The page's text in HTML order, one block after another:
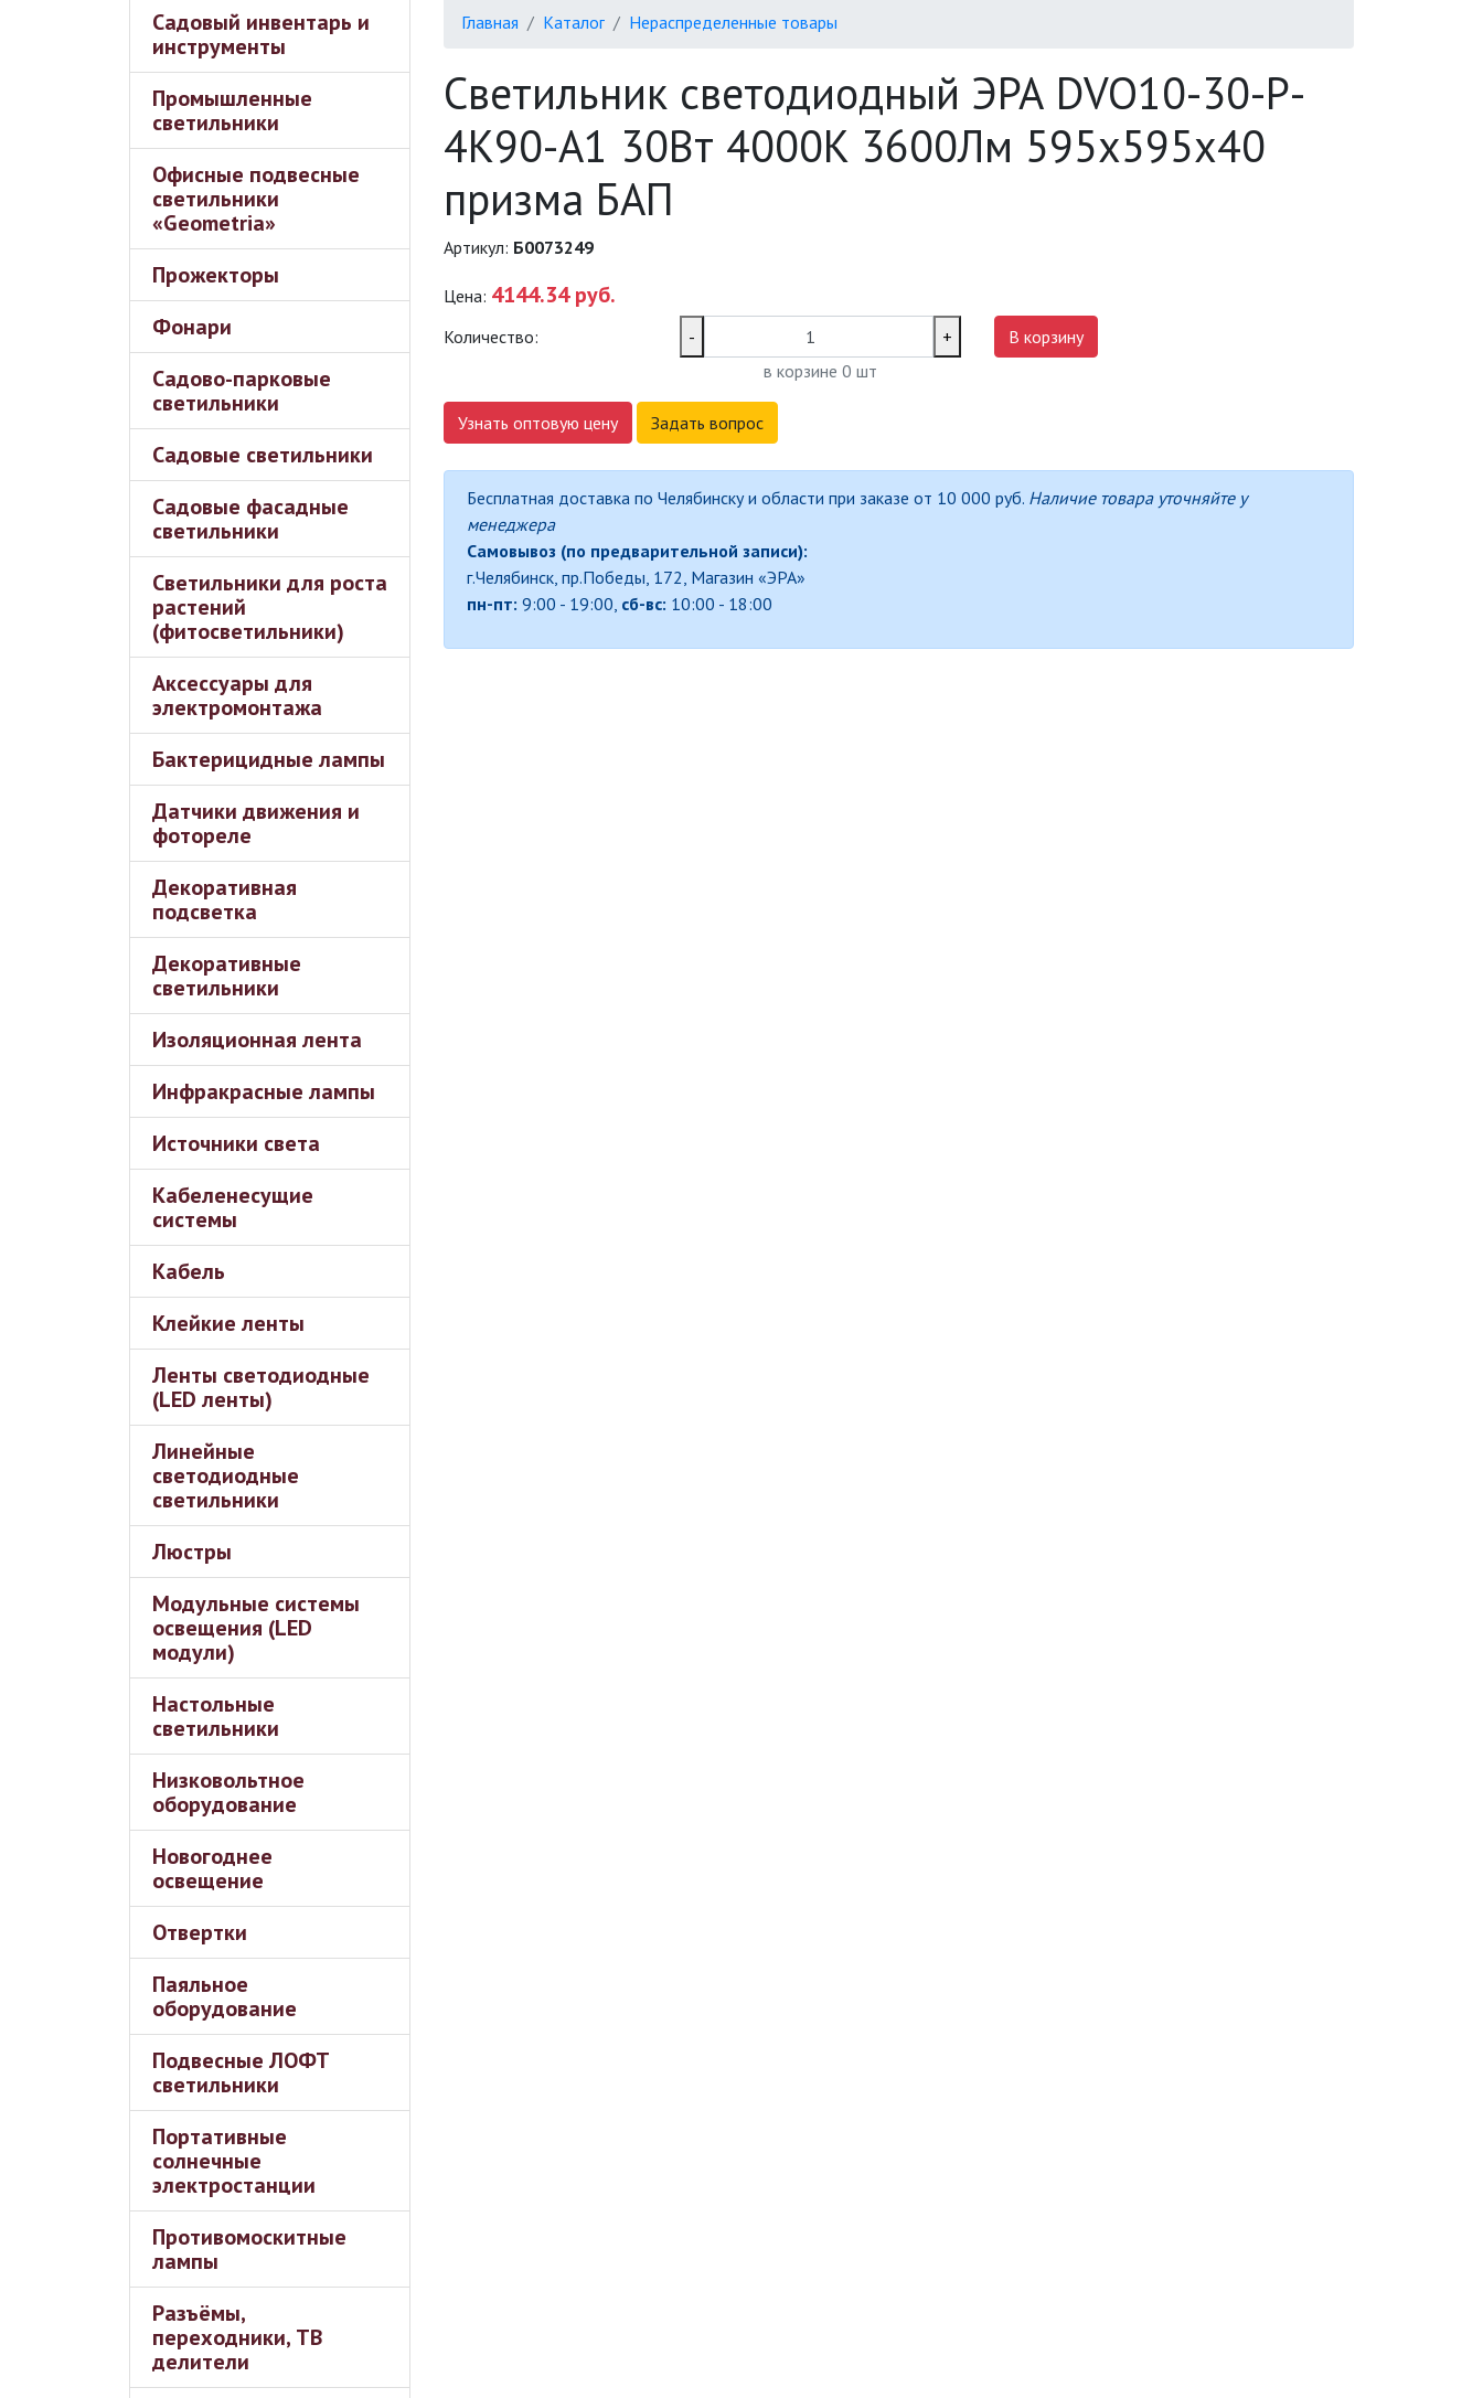
Садовый инвентарь и
инструменты
Промышленные
светильники
Офисные подвесные
светильники
«Geometria»
Прожекторы
Фонари
Садово-парковые
светильники
Садовые светильники
Садовые фасадные
светильники
Светильники для роста
растений
(фитосветильники)
Аксессуары для
электромонтажа
Бактерицидные лампы
Датчики движения и
фотореле
Декоративная
подсветка
Декоративные
светильники
Изоляционная лента
Инфракрасные лампы
Источники света
Кабеленесущие
системы
Кабель
Клейкие ленты
Ленты светодиодные
(LED ленты)
Линейные
светодиодные
светильники
Люстры
Модульные системы
освещения (LED
модули)
Настольные
светильники
Низковольтное
оборудование
Новогоднее
освещение
Отвертки
Паяльное
оборудование
Подвесные ЛОФТ
светильники
Портативные
солнечные
электростанции
Противомоскитные
лампы
Разъёмы,
переходники, ТВ
делители
Главная Каталог Нераспределенные товары
Светильник светодиодный ЭРА DVO10-30-P-
4K90-A1 30Вт 4000K 3600Лм 595х595х40
призма БАП
Артикул: Б0073249
Цена: 4144.34 руб.
Количество: -
+
в корзине 0 шт
В корзину
Узнать оптовую цену Задать вопрос
Бесплатная доставка по Челябинску и области при заказе от 10 000 руб. Наличие товара уточняйте у
менеджера
Самовывоз (по предварительной записи):
г.Челябинск, пр.Победы, 172, Магазин «ЭРА»
пн-пт: 9:00 - 19:00, сб-вс: 10:00 - 18:00